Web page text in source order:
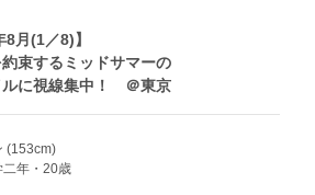
8月(1／8)】
束するミッドサマーの
ルに視線集中！ ＠東京
(153cm)
二年・20歳